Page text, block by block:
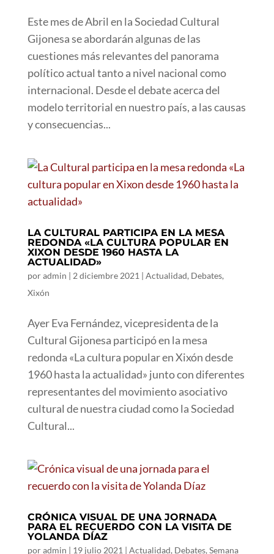
Este mes de Abril en la Sociedad Cultural
Gijonesa se abordarán algunas de las
cuestiones más relevantes del panorama
político actual tanto a nivel nacional como
internacional. Desde el debate acerca del
modelo territorial en nuestro país, a las causas
y consecuencias...
LA CULTURAL PARTICIPA EN LA MESA
REDONDA «LA CULTURA POPULAR EN
XIXON DESDE 1960 HASTA LA
ACTUALIDAD»
poradmin | 2 diciembre 2021 | Actualidad, Debates,
Xixón
Ayer Eva Fernández, vicepresidenta de la
Cultural Gijonesa participó en la mesa
redonda «La cultura popular en Xixón desde
1960 hasta la actualidad» junto con diferentes
representantes del movimiento asociativo
cultural de nuestra ciudad como la Sociedad
Cultural...
CRÓNICA VISUAL DE UNA JORNADA
PARA EL RECUERDO CON LA VISITA DE
YOLANDA DÍAZ
poradmin | 19 julio 2021 | Actualidad, Debates, Semana